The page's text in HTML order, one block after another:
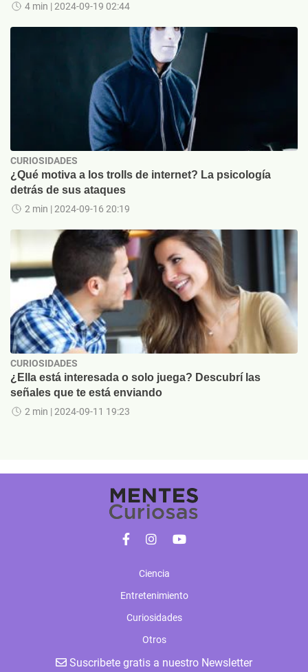
4 min | 2024-09-19 02:44
CURIOSIDADES
¿Qué motiva a los trolls de internet? La psicología
detrás de sus ataques
2 min | 2024-09-16 20:19
CURIOSIDADES
¿Ella está interesada o solo juega? Descubrí las
señales que te está enviando
2 min | 2024-09-11 19:23
Ciencia
Entretenimiento
Curiosidades
Otros
Suscribete gratis a nuestro Newsletter